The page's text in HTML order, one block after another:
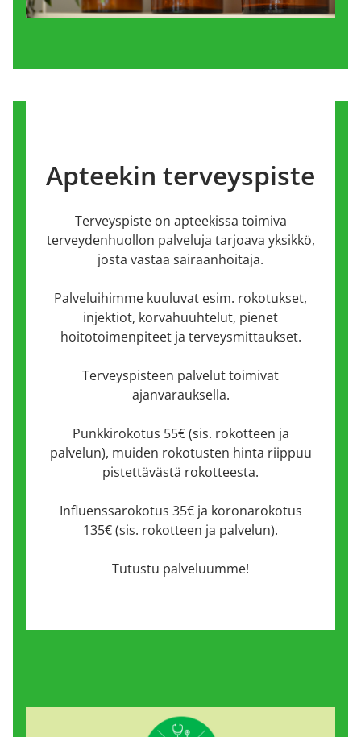
Apteekin terveyspiste
Terveyspiste on apteekissa toimiva
terveydenhuollon palveluja tarjoava yksikkö,
josta vastaa sairaanhoitaja.
Palveluihimme kuuluvat esim. rokotukset,
injektiot, korvahuuhtelut, pienet
hoitotoimenpiteet ja terveysmittaukset.
Terveyspisteen palvelut toimivat
ajanvarauksella.
Punkkirokotus 55€ (sis. rokotteen ja
palvelun), muiden rokotusten hinta riippuu
pistettävästä rokotteesta.
Influenssarokotus 35€ ja koronarokotus
135€ (sis. rokotteen ja palvelun).
Tutustu palveluumme!